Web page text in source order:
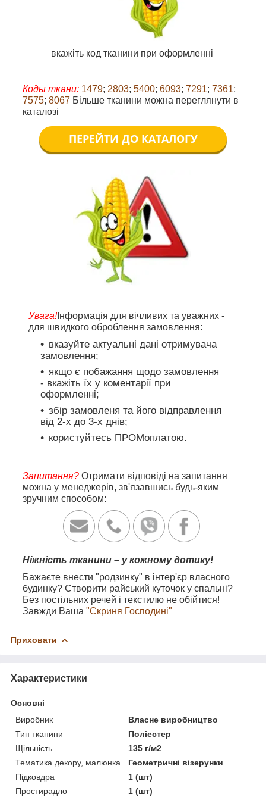
вкажіть код тканини при оформленні
Коды ткани: 1479; 2803; 5400; 6093; 7291; 7361;
7575; 8067 Більше тканини можна переглянути в
каталозі
ПЕРЕЙТИ ДО КАТАЛОГУ
Увага!Інформація для вічливих та уважних -
для швидкого оброблення замовлення:
вказуйте актуальні дані отримувача
замовлення;
якщо є побажання щодо замовлення
- вкажіть їх у коментарії при
оформленні;
збір замовленя та його відправлення
від 2-х до 3-х днів;
користуйтесь ПРОМоплатою.
Запитання? Отримати відповіді на запитання
можна у менеджерів, зв'язавшись будь-яким
зручним способом:
Ніжність тканини – у кожному дотику!
Бажаєте внести "родзинку" в інтер'єр власного
будинку? Створити райський куточок у спальні?
Без постільних речей і текстилю не обійтися!
Завжди Ваша "Скриня Господині"
Приховати
Характеристики
Основні
Виробник
Власне виробництво
Тип тканини
Поліестер
Щільність
135 г/м2
Тематика декору, малюнка
Геометричні візерунки
Підковдра
1 (шт)
Простирадло
1 (шт)